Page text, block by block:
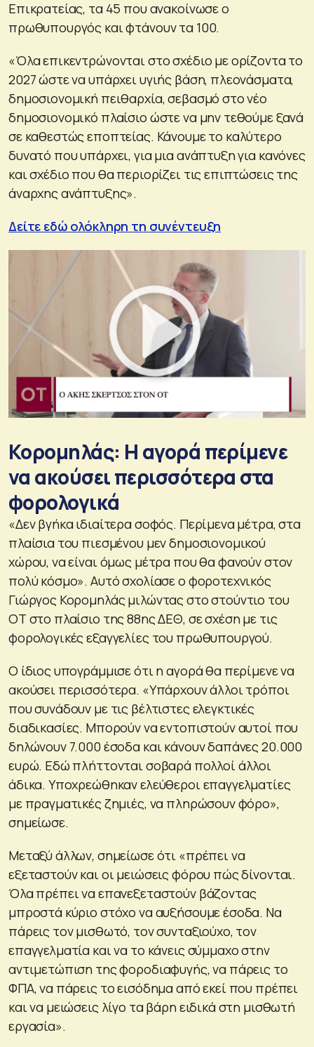
Επικρατείας, τα 45 που ανακοίνωσε ο
πρωθυπουργός και φτάνουν τα 100.
«Όλα επικεντρώνονται στο σχέδιο με ορίζοντα το
2027 ώστε να υπάρχει υγιής βάση, πλεονάσματα,
δημοσιονομική πειθαρχία, σεβασμό στο νέο
δημοσιονομικό πλαίσιο ώστε να μην τεθούμε ξανά
σε καθεστώς εποπτείας. Κάνουμε το καλύτερο
δυνατό που υπάρχει, για μια ανάπτυξη για κανόνες
και σχέδιο που θα περιορίζει τις επιπτώσεις της
άναρχης ανάπτυξης».
Δείτε εδώ ολόκληρη τη συνέντευξη
Κορομηλάς: Η αγορά περίμενε
να ακούσει περισσότερα στα
φορολογικά
«Δεν βγήκα ιδιαίτερα σοφός. Περίμενα μέτρα, στα
πλαίσια του πιεσμένου μεν δημοσιονομικού
χώρου, να είναι όμως μέτρα που θα φανούν στον
πολύ κόσμο». Αυτό σχολίασε ο φοροτεχνικός
Γιώργος Κορομηλάς μιλώντας στο στούντιο του
ΟΤ στο πλαίσιο της 88ης ΔΕΘ, σε σχέση με τις
φορολογικές εξαγγελίες του πρωθυπουργού.
Ο ίδιος υπογράμμισε ότι η αγορά θα περίμενε να
ακούσει περισσότερα. «Υπάρχουν άλλοι τρόποι
που συνάδουν με τις βέλτιστες ελεγκτικές
διαδικασίες. Μπορούν να εντοπιστούν αυτοί που
δηλώνουν 7.000 έσοδα και κάνουν δαπάνες 20.000
ευρώ. Εδώ πλήττονται σοβαρά πολλοί άλλοι
άδικα. Υποχρεώθηκαν ελεύθεροι επαγγελματίες
με πραγματικές ζημιές, να πληρώσουν φόρο»,
σημείωσε.
Μεταξύ άλλων, σημείωσε ότι «πρέπει να
εξεταστούν και οι μειώσεις φόρου πώς δίνονται.
Όλα πρέπει να επανεξεταστούν βάζοντας
μπροστά κύριο στόχο να αυξήσουμε έσοδα. Να
πάρεις τον μισθωτό, τον συνταξιούχο, τον
επαγγελματία και να το κάνεις σύμμαχο στην
αντιμετώπιση της φοροδιαφυγής, να πάρεις το
ΦΠΑ, να πάρεις το εισόδημα από εκεί που πρέπει
και να μειώσεις λίγο τα βάρη ειδικά στη μισθωτή
εργασία».